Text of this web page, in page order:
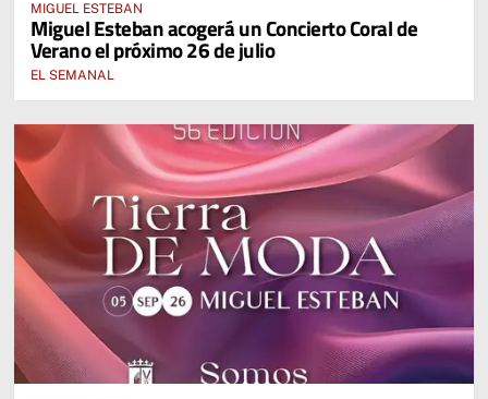
MIGUEL ESTEBAN
Miguel Esteban acogerá un Concierto Coral de
Verano el próximo 26 de julio
EL SEMANAL